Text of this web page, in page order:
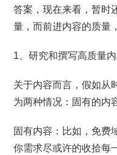
答案，现在来看，暂时
量，而前进内容的质量
1、研究和撰写高质量内
关于内容而言，假如从
为两种情况：固有的内
固有内容：比如，免费
你需求尽或许的收拾每